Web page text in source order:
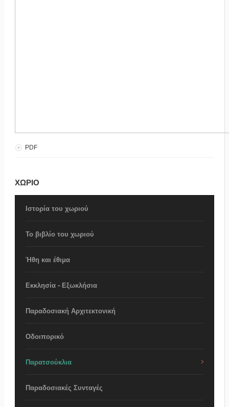
PDF
ΧΩΡΙΟ
Ιστορία του χωριού
Το βιβλίο του χωριού
Ήθη και έθιμα
Εκκλησία - Εξωκλήσια
Παραδοσιακή Αρχιτεκτονική
Οδοιπορικό
Παρατσούκλια
Παραδοσιακές Συνταγές